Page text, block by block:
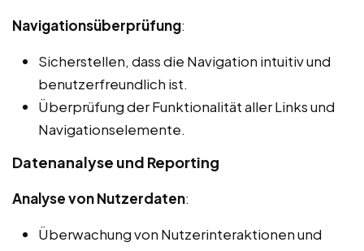
Navigationsüberprüfung:
Sicherstellen, dass die Navigation intuitiv und
benutzerfreundlich ist.
Überprüfung der Funktionalität aller Links und
Navigationselemente.
Datenanalyse und Reporting
Analyse von Nutzerdaten:
Überwachung von Nutzerinteraktionen und